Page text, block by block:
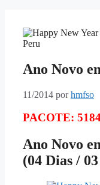
Ano Novo
11/2014 porhmfso
PACOTE:
Ano Novo
(04 Dias /